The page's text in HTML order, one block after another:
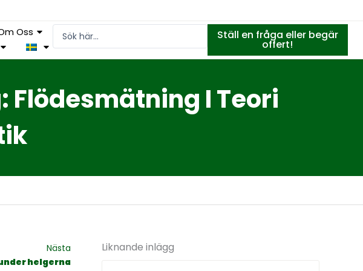
Oss
Search
Ställ en fråga eller begär
offert!
I Teori
Nästa
helgerna
Liknande inlägg